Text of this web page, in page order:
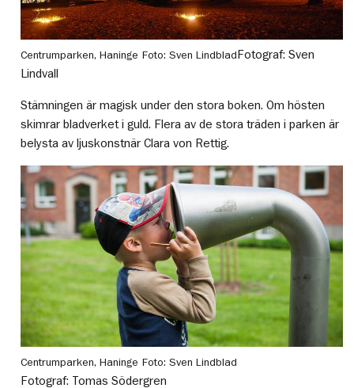
Centrumparken, Haninge Foto: Sven Lindblad Fotograf: Sven
Lindvall
Stämningen är magisk under den stora boken. Om hösten
skimrar bladverket i guld. Flera av de stora träden i parken är
belysta av ljuskonstnär Clara von Rettig.
Centrumparken, Haninge Foto: Sven Lindblad
Fotograf: Tomas Södergren